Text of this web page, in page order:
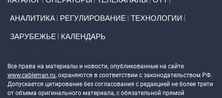
АНАЛИТИКА РЕГУЛИРОВАНИЕ ТЕХНОЛОГИИ
ЗАРУБЕЖЬЕ КАЛЕНДАРЬ
Все права на материалы и новости, опубликованные на сайте
www.cableman.ru, охраняются в соответствии с законодательством РФ.
Допускается цитирование без согласования с редакцией не более трети
от объема оригинального материала, с обязательной прямой